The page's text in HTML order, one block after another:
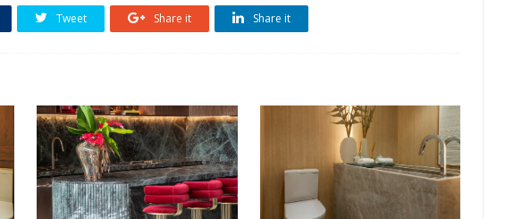
Tweet Share it Share it